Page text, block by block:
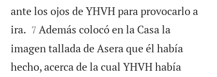
ante los ojos de YHVH para provocarlo a
ira. 

7 Además colocó en la Casa la
imagen tallada de Asera que él había
hecho, acerca de la cual YHVH había